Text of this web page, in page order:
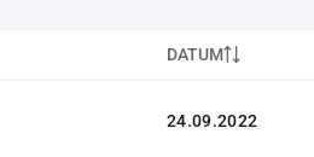
DATUM
24.09.2022